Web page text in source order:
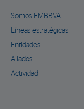
Somos FMBBVA
Líneas estratégicas
Entidades
Aliados
Actividad